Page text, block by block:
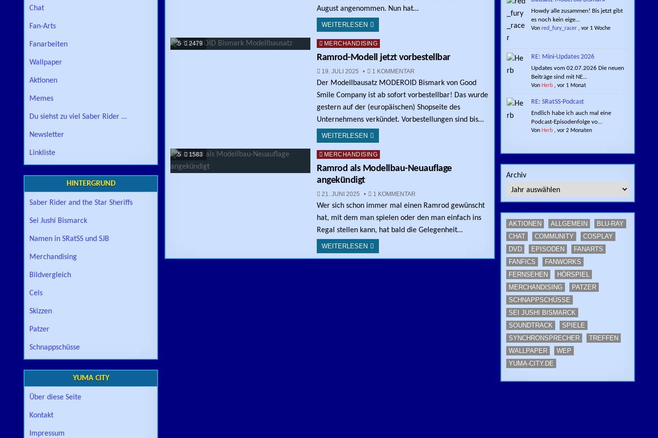
August angenommen. Nun hat…
WEITERLESEN
5 2479 Posted in
MERCHANDISING
Ramrod-Modell jetzt vorbestellbar
19. JULI 2025 1 KOMMENTAR ZU RAMROD-MODELL JETZT VORBESTELLBAR
Der Modellbausatz MODEROID Bismark von Good
Smile Company ist ab sofort vorbestellbar! Das wurde
gestern auf der (europäischen) Shopseite des
Unternehmens verkündet. Vorbestellungen sind bis…
WEITERLESEN
5 1583 Posted in
MERCHANDISING
Ramrod als Modellbau-Neuauflage
angekündigt
21. JUNI 2025 1 KOMMENTAR ZU RAMROD ALS MODELLBAU-NEUAUFLAGE ANGEKÜNDIGT
Wer sich schon immer mal einen Ramrod gewünscht
hat, mit dem man spielen oder den man einfach ins
Regal stellen kann, hat bald die Gelegenheit…
WEITERLESEN
Chat
Fan-Arts
Fanarbeiten
Wallpaper
Aktionen
Memes
Du siehst zu viel Saber Rider …
Newsletter
Linkliste
HINTERGRUND
Saber Rider and the Star Sheriffs
Sei Jushi Bismarck
Namen in SRatSS und SJB
Merchandising
Bildvergleich
Cels
Skizzen
Patzer
Schnappschüsse
YUMA CITY
Über diese Seite
Kontakt
Impressum
Howdy alle zusammen! Bis jetzt gibt
es noch kein eige...
Von red_fury_racer, vor 1 Woche
RE: Mini-Updates 2026
Updates vom 02.07.2026 Die neuen
Beiträge sind mit NE...
Von Herb, vor 1 Monat
RE: SRatSS-Podcast
Endlich habe ich auch mal eine
Podcast-Episodenfolge vo...
Von Herb, vor 2 Monaten
Archiv
AKTIONEN ALLGEMEIN
BLU-RAY
CHAT
COMMUNITY
COSPLAY
DVD
EPISODEN
FANARTS
FANFICS
FANWORKS
FERNSEHEN
HÖRSPIEL
MERCHANDISING
PATZER
SCHNAPPSCHÜSSE
SEI JUSHI BISMARCK
SOUNDTRACK
SPIELE
SYNCHRONSPRECHER
TREFFEN
WALLPAPER
WEP
YUMA-CITY.DE